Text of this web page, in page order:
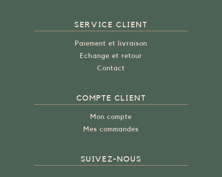
SERVICE CLIENT
Paiement et livraison
Echange et retour
Contact
COMPTE CLIENT
Mon compte
Mes commandes
SUIVEZ-NOUS